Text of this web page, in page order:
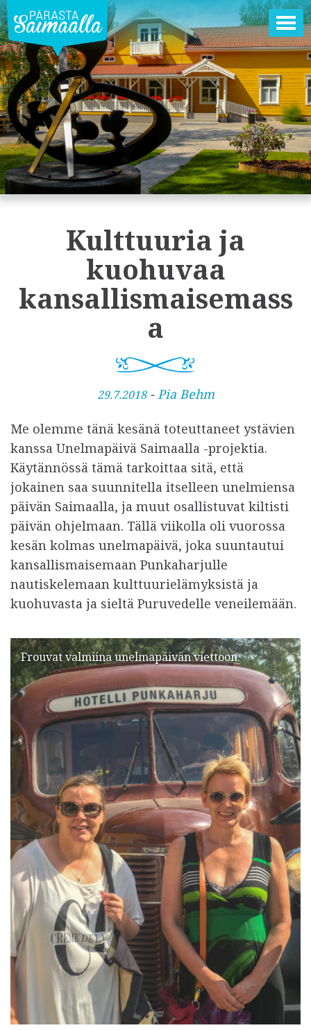
Kulttuuria ja
kuohuvaa
kansallismaisemass
a
J
l
k
a
i
s
t
u
29.7.2018-Pia Behm
Me olemme tänä kesänä toteuttaneet ystävien
kanssa Unelmapäivä Saimaalla -projektia.
Käytännössä tämä tarkoittaa sitä, että
jokainen saa suunnitella itselleen unelmiensa
päivän Saimaalla, ja muut osallistuvat kiltisti
päivän ohjelmaan. Tällä viikolla oli vuorossa
kesän kolmas unelmapäivä, joka suuntautui
kansallismaisemaan Punkaharjulle
nautiskelemaan kulttuurielämyksistä ja
kuohuvasta ja sieltä Puruvedelle veneilemään.
Frouvat valmiina unelmapäivän viettoon.